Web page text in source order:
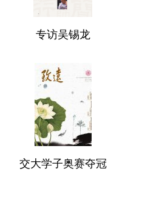
专访吴锡龙
交大学子奥赛夺冠